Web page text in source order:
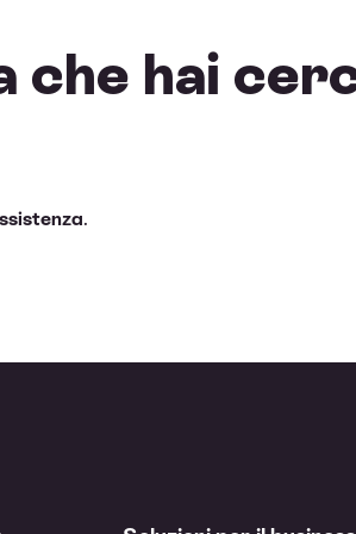
che hai
.